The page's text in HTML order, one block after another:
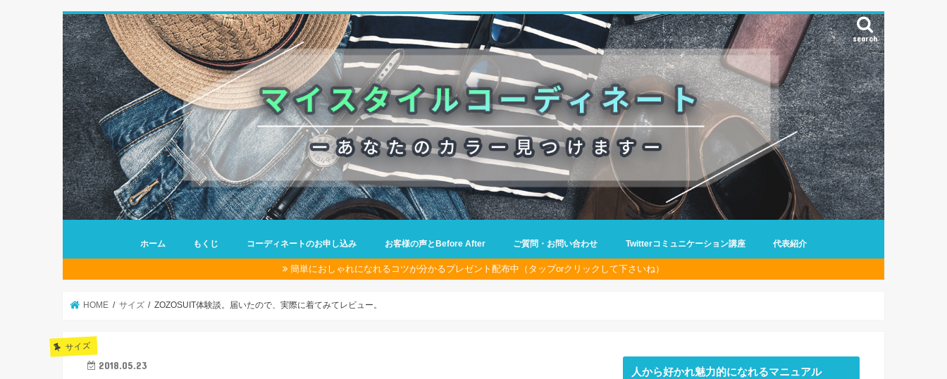
search
ホーム もくじ コーディネートのお申し込み お客様の声とBefore After ご質問・お問い合わせ Twitterコミュニケーション講座 代表紹介
簡単におしゃれになれるコツが分かるプレゼント配布中（タップorクリックして下さいね）
HOME サイズ ZOZOSUIT体験談。届いたので、実際に着てみてレビュー。
サイズ
2018.05.23
人から好かれ魅力的になれるマニュアル